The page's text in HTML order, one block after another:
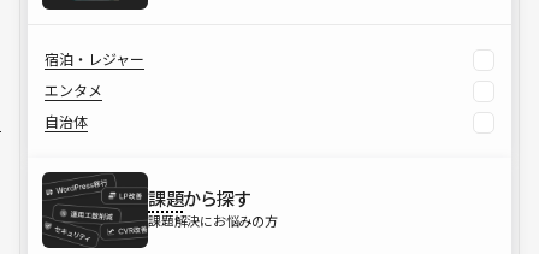
宿泊・レジャー
エンタメ
自治体
課題から探す
課題解決にお悩みの方